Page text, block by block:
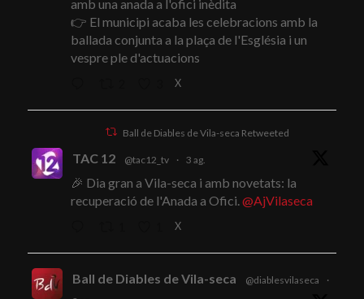
amb una anada a l'ofici inèdita
👉 El municipi acaba les celebracions amb la
ballada conjunta a la plaça de l'Església i un
vespre ple d'actuacions
X
Ball de Diables de Vila-seca Retweeted
TAC 12 @tac12_tv · 3 ag.
🎉 Dia gran a Vila-seca i amb novetats: la
recuperació de l'Anada a Ofici. @AjVilaseca
X
Ball de Diables de Vila-seca @diablesvilaseca
·